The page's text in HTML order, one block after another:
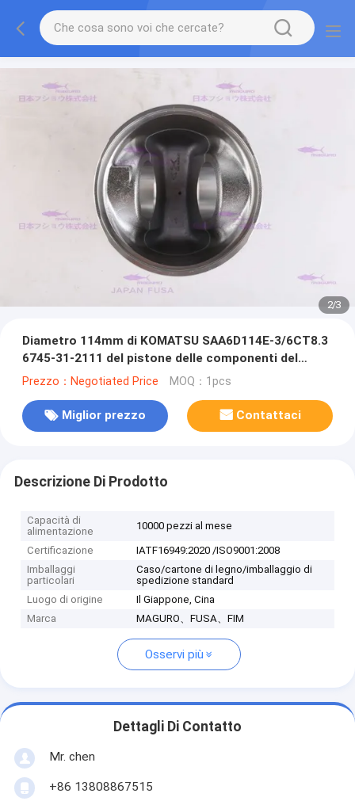
2/3
Diametro 114mm di KOMATSU SAA6D114E-3/6CT8.3
6745-31-2111 del pistone delle componenti del
motore
Prezzo：Negotiated Price MOQ：1pcs
Miglior prezzo Contattaci
Descrizione Di Prodotto
Capacità di
alimentazione
10000 pezzi al mese
Certificazione
IATF16949:2020 /ISO9001:2008
Imballaggi
particolari
Caso/cartone di legno/imballaggio di
spedizione standard
Luogo di origine
Il Giappone, Cina
Marca
MAGURO、FUSA、FIM
Osservi più
Dettagli Di Contatto
Mr. chen
+86 13808867515